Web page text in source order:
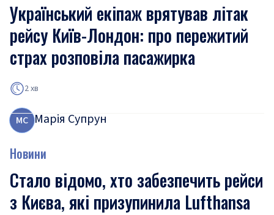
Український екіпаж врятував літак
рейсу Київ-Лондон: про пережитий
страх розповіла пасажирка
2 хв
МС Марія Супрун
Новини
Стало відомо, хто забезпечить рейси
з Києва, які призупинила Lufthansa